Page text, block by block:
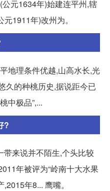
元1634年)始建连平州,辖
1911年)改州为。
地理条件优越,山高水长,光
久的种桃历史,据说距今已
中极品”,...
?
带来说并不陌生,个头比较
年被评为“岭南十大水果
年8... 鹰嘴。